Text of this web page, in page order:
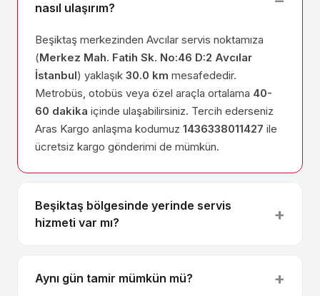
nasıl ulaşırım?
Beşiktaş merkezinden Avcılar servis noktamıza
(Merkez Mah. Fatih Sk. No:46 D:2 Avcılar
İstanbul) yaklaşık 30.0 km mesafededir.
Metrobüs, otobüs veya özel araçla ortalama 40-
60 dakika içinde ulaşabilirsiniz. Tercih ederseniz
Aras Kargo anlaşma kodumuz 1436338011427 ile
ücretsiz kargo gönderimi de mümkün.
Beşiktaş bölgesinde yerinde servis
hizmeti var mı?
Aynı gün tamir mümkün mü?